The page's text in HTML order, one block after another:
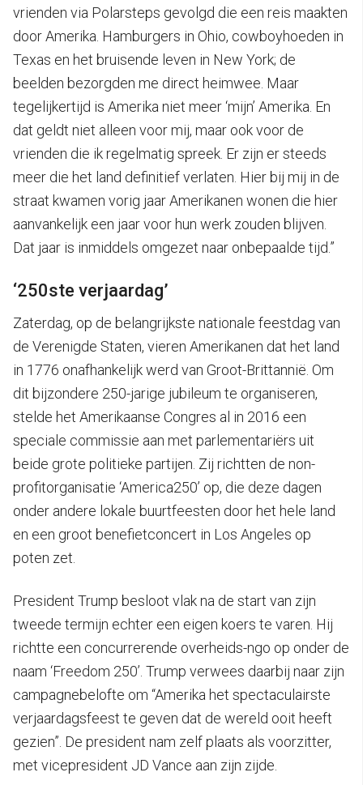
vrienden via Polarsteps gevolgd die een reis maakten
door Amerika. Hamburgers in Ohio, cowboyhoeden in
Texas en het bruisende leven in New York; de
beelden bezorgden me direct heimwee. Maar
tegelijkertijd is Amerika niet meer ‘mijn’ Amerika. En
dat geldt niet alleen voor mij, maar ook voor de
vrienden die ik regelmatig spreek. Er zijn er steeds
meer die het land definitief verlaten. Hier bij mij in de
straat kwamen vorig jaar Amerikanen wonen die hier
aanvankelijk een jaar voor hun werk zouden blijven.
Dat jaar is inmiddels omgezet naar onbepaalde tijd.”
‘250ste verjaardag’
Zaterdag, op de belangrijkste nationale feestdag van
de Verenigde Staten, vieren Amerikanen dat het land
in 1776 onafhankelijk werd van Groot-Brittannië. Om
dit bijzondere 250-jarige jubileum te organiseren,
stelde het Amerikaanse Congres al in 2016 een
speciale commissie aan met parlementariërs uit
beide grote politieke partijen. Zij richtten de non-
profitorganisatie ‘America250’ op, die deze dagen
onder andere lokale buurtfeesten door het hele land
en een groot benefietconcert in Los Angeles op
poten zet.
President Trump besloot vlak na de start van zijn
tweede termijn echter een eigen koers te varen. Hij
richtte een concurrerende overheids-ngo op onder de
naam ‘Freedom 250’. Trump verwees daarbij naar zijn
campagnebelofte om “Amerika het spectaculairste
verjaardagsfeest te geven dat de wereld ooit heeft
gezien”. De president nam zelf plaats als voorzitter,
met vicepresident JD Vance aan zijn zijde.